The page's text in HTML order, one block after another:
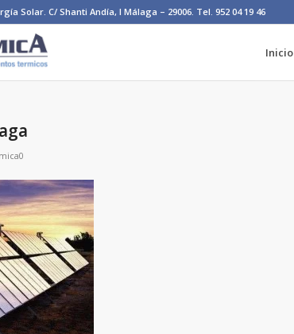
Solar. C/ Shanti Andía, I Málaga – 29006. Tel. 952 04 19 46
Inicio